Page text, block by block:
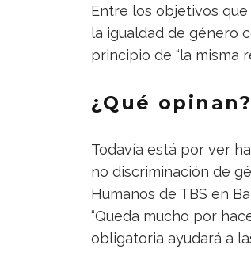
Entre los objetivos
la igualdad de género
principio de “la misma
¿Qué opinan?
Todavía está por ver
no discriminación de
Humanos de TBS en
“Queda mucho por
obligatoria ayudará a